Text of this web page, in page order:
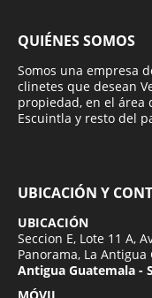
QUIÉNES SOMOS
Somos una empresa
clinetes que desean
propiedad, en el área
Escuintla y resto del
UBICACIÓN Y
UBICACIÓN
Seccion E, Lote 11 A,
Panorama, La
Antigua Guatemala -